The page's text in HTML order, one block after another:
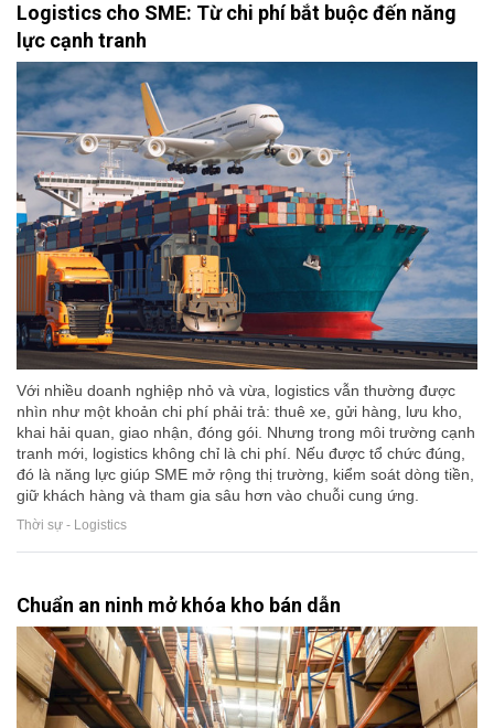
Logistics cho SME: Từ chi phí bắt buộc đến năng
lực cạnh tranh
Với nhiều doanh nghiệp nhỏ và vừa, logistics vẫn thường được
nhìn như một khoản chi phí phải trả: thuê xe, gửi hàng, lưu kho,
khai hải quan, giao nhận, đóng gói. Nhưng trong môi trường cạnh
tranh mới, logistics không chỉ là chi phí. Nếu được tổ chức đúng,
đó là năng lực giúp SME mở rộng thị trường, kiểm soát dòng tiền,
giữ khách hàng và tham gia sâu hơn vào chuỗi cung ứng.
Thời sự - Logistics
Chuẩn an ninh mở khóa kho bán dẫn